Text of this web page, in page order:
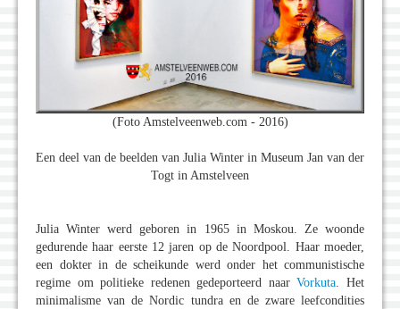
(Foto Amstelveenweb.com - 2016)
Een deel van de beelden van Julia Winter in Museum Jan van der
Togt in Amstelveen
Julia Winter werd geboren in 1965 in Moskou. Ze woonde
gedurende haar eerste 12 jaren op de Noordpool. Haar moeder,
een dokter in de scheikunde werd onder het communistische
regime om politieke redenen gedeporteerd naarVorkuta . Het
minimalisme van de Nordic tundra en de zware leefcondities